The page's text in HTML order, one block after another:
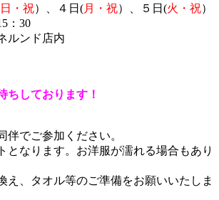
日・祝）、４日(月・祝）、５日(火・祝）
：30
ルンド店内
ちしております！
でご参加ください。
となります。お洋服が濡れる場合もあり
え、タオル等のご準備をお願いいたしま